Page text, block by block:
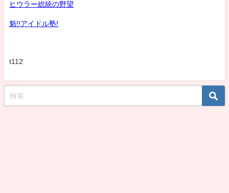
ヒウラー総統の野望
魁!!アイドル塾!
t112